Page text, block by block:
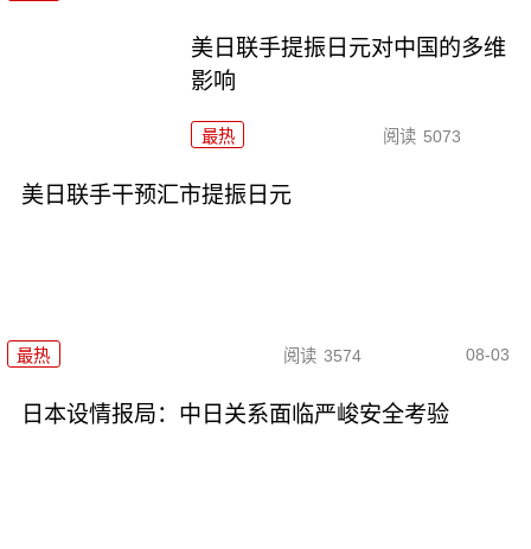
美日联手提振日元对中国的多维
影响
最热 阅读 5073
美日联手干预汇市提振日元
最热 阅读 3574 08-03
日本设情报局：中日关系面临严峻安全考验